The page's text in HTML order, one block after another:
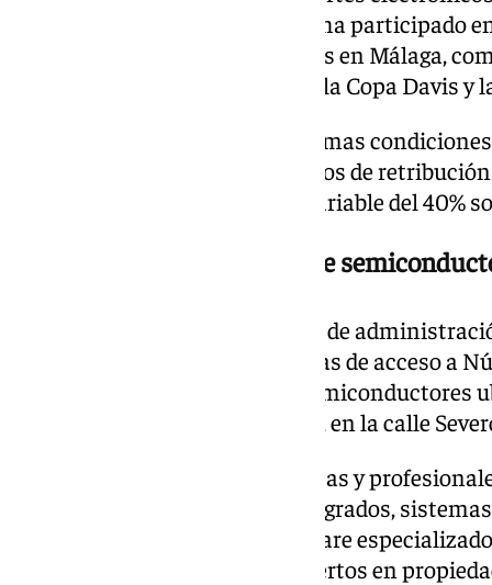
ámbito de los grandes eventos, ha participado
citas internacionales celebradas en Málaga,
Latin Grammys o las finales de la Copa Davis y
La propuesta mantiene las mismas
tenía su predecesor: 62.000 euros de
de puesto del 35% y una parte variable del 40%
Un espacio para empresas de
En la misma sesión del consejo de
aprobación las bases reguladoras de acceso a
innovación especializado en semiconductores
Coworking de Málaga TechPark, en la calle
Núcleo está orientado a empresas y
como el diseño de circuitos integrados,
electrónica de potencia o software
consultores tecnológicos y expertos en